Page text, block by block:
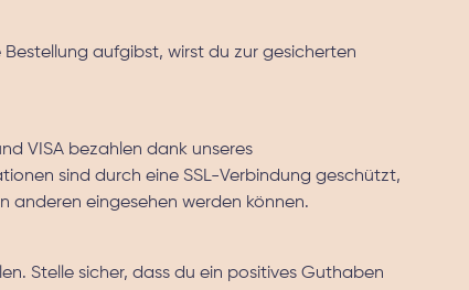
Bestellung aufgibst, wirst du zur gesicherten
VISA bezahlen dank unseres
sind durch eine SSL-Verbindung geschützt,
anderen eingesehen werden können.
Stelle sicher, dass du ein positives Guthaben